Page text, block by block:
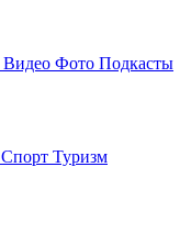
Видео Фото Подкасты
Спорт Туризм